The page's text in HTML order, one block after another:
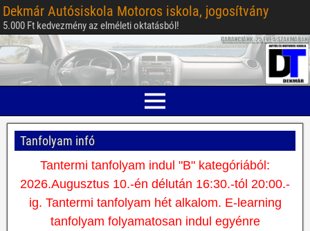
Dekmár Autósiskola Motoros iskola, jogosítvány
5.000 Ft kedvezmény az elméleti oktatásból!
Tanfolyam infó
Tantermi tanfolyam indul "B" kategóriából:
2026.Augusztus 10.-én délután 16:30.-tól 20:00.-
ig. Tantermi tanfolyam hét alkalom. E-learning
tanfolyam folyamatosan indul egyénre